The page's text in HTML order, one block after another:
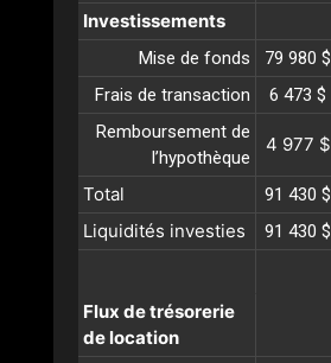
Investissements
Mise de fonds 79 980 $
Frais de transaction
6 473 $
Remboursement de
l’hypothèque
4 977 $
Total 91 430 $
Liquidités investies 91 430 $
Flux de trésorerie
de location